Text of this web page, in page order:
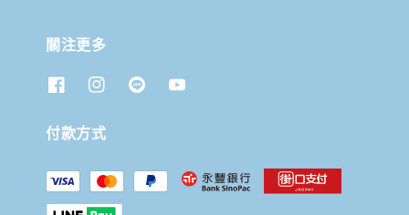
關注更多
付款方式